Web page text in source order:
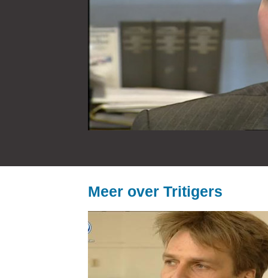
Meer over Tritigers